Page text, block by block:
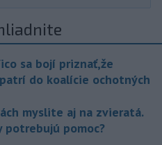
sa bojí priznať,že
do koalície ochotných
myslite aj na zvieratá.
potrebujú pomoc?